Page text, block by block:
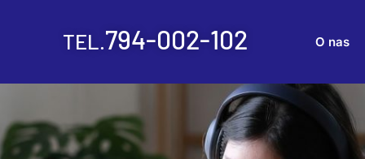
TEL.794-002-102 O nas